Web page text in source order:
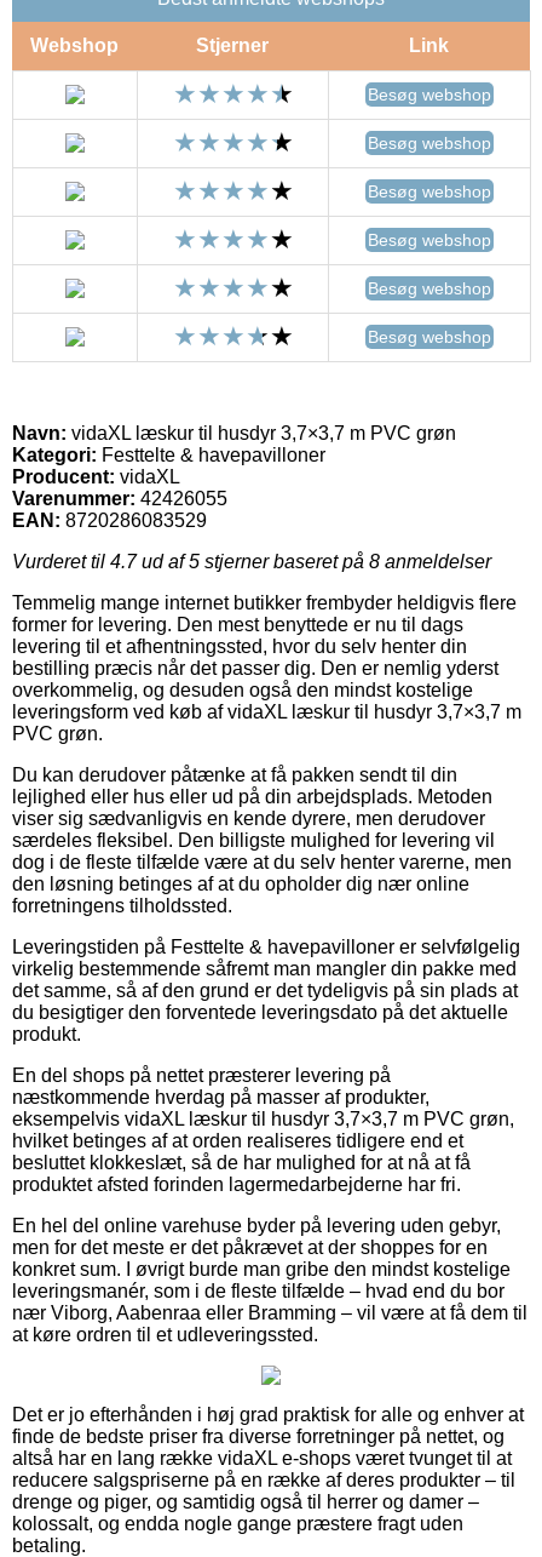
Webshop Stjerner Link
Besøg webshop
Besøg webshop
Besøg webshop
Besøg webshop
Besøg webshop
Besøg webshop
Navn: vidaXL læskur til husdyr 3,7×3,7 m PVC grøn
Kategori: Festtelte & havepavilloner
Producent: vidaXL
Varenummer: 42426055
EAN: 8720286083529
Vurderet til 4.7ud af 5 stjerner baseret på 8 anmeldelser
Temmelig mange internet butikker frembyder heldigvis flere
former for levering. Den mest benyttede er nu til dags
levering til et afhentningssted, hvor du selv henter din
bestilling præcis når det passer dig. Den er nemlig yderst
overkommelig, og desuden også den mindst kostelige
leveringsform ved køb af vidaXL læskur til husdyr 3,7×3,7 m
PVC grøn.
Du kan derudover påtænke at få pakken sendt til din
lejlighed eller hus eller ud på din arbejdsplads. Metoden
viser sig sædvanligvis en kende dyrere, men derudover
særdeles fleksibel. Den billigste mulighed for levering vil
dog i de fleste tilfælde være at du selv henter varerne, men
den løsning betinges af at du opholder dig nær online
forretningens tilholdssted.
Leveringstiden på Festtelte & havepavilloner er selvfølgelig
virkelig bestemmende såfremt man mangler din pakke med
det samme, så af den grund er det tydeligvis på sin plads at
du besigtiger den forventede leveringsdato på det aktuelle
produkt.
En del shops på nettet præsterer levering på
næstkommende hverdag på masser af produkter,
eksempelvis vidaXL læskur til husdyr 3,7×3,7 m PVC grøn,
hvilket betinges af at orden realiseres tidligere end et
besluttet klokkeslæt, så de har mulighed for at nå at få
produktet afsted forinden lagermedarbejderne har fri.
En hel del online varehuse byder på levering uden gebyr,
men for det meste er det påkrævet at der shoppes for en
konkret sum. I øvrigt burde man gribe den mindst kostelige
leveringsmanér, som i de fleste tilfælde – hvad end du bor
nær Viborg, Aabenraa eller Bramming – vil være at få dem til
at køre ordren til et udleveringssted.
Det er jo efterhånden i høj grad praktisk for alle og enhver at
finde de bedste priser fra diverse forretninger på nettet, og
altså har en lang række vidaXL e-shops været tvunget til at
reducere salgspriserne på en række af deres produkter – til
drenge og piger, og samtidig også til herrer og damer –
kolossalt, og endda nogle gange præstere fragt uden
betaling.